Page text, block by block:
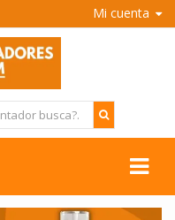
Mi cuenta